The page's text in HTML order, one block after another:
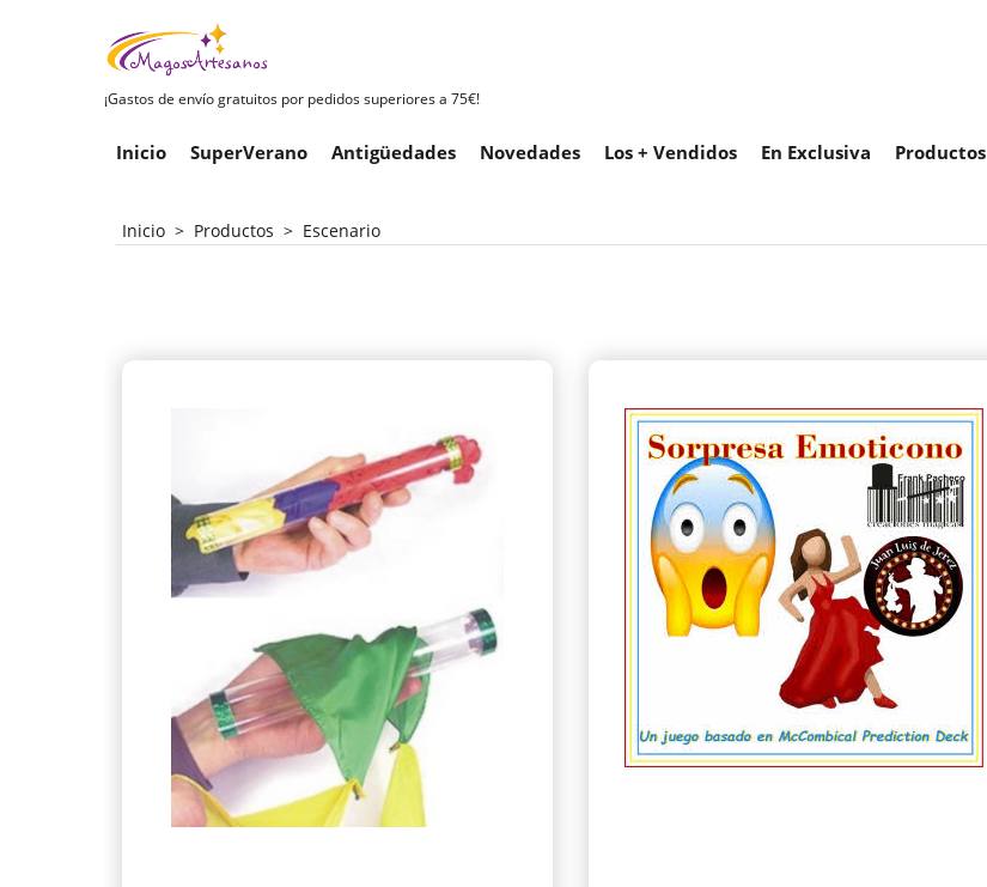
¡Gastos de envío gratuitos por pedidos superiores a 75€!
Inicio SuperVerano Antigüedades Novedades Los + Vendidos En Exclusiva Productos
Inicio > Productos > Escenario